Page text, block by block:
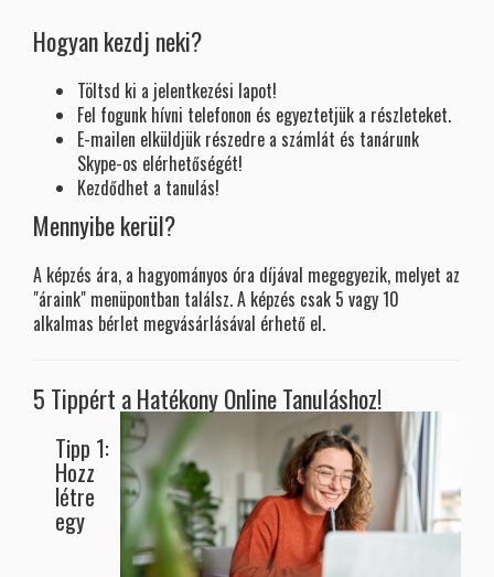
Hogyan kezdj neki?
Töltsd ki a jelentkezési lapot!
Fel fogunk hívni telefonon és egyeztetjük a részleteket.
E-mailen elküldjük részedre a számlát és tanárunk
Skype-os elérhetőségét!
Kezdődhet a tanulás!
Mennyibe kerül?
A képzés ára, a hagyományos óra díjával megegyezik, melyet az
"áraink" menüpontban találsz. A képzés csak 5 vagy 10
alkalmas bérlet megvásárlásával érhető el.
5 Tippért a Hatékony Online Tanuláshoz!
Tipp 1:
Hozz
létre
egy